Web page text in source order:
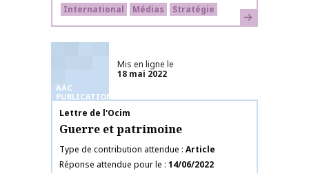
International
Médias Stratégie En savoir plus
AAC
PUBLICATIONS
Mis en ligne le
18 mai 2022
Nom de la publication
Lettre de l'Ocim
Guerre et patrimoine
Type de contribution attendue Article
Réponse attendue pour le 14/06/2022